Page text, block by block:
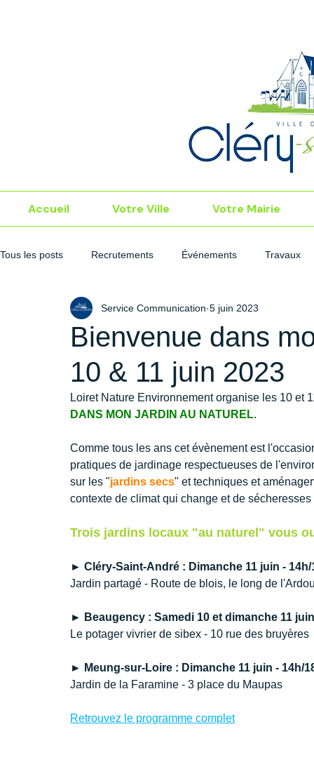
Accueil Votre Ville Votre Mairie
Tous les posts Recrutements Événements Travaux
Bienvenue dans
10 & 11 juin 2023
Service Communication 5 juin 2023
Loiret Nature Environnement organise les 10 et
DANS MON JARDIN AU NATUREL.
Comme tous les ans cet évènement est
pratiques de jardinage respectueuses de
sur les "jardins secs" et techniques et
contexte de climat qui change et de
Trois jardins locaux "au naturel" vous
► Cléry-Saint-André : Dimanche 11 juin - 14h/
Jardin partagé - Route de blois, le long de
► Beaugency : Samedi 10 et dimanche 11
Le potager vivrier de sibex - 10 rue des bruyères
► Meung-sur-Loire : Dimanche 11 juin - 14h/
Jardin de la Faramine - 3 place du Maupas
Retrouvez le programme complet